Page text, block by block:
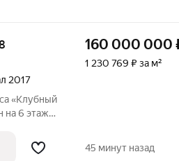
2017
«Клубный
на 6 этаже.
160 000 000
1 230 769 ₽ за м²
45 минут назад